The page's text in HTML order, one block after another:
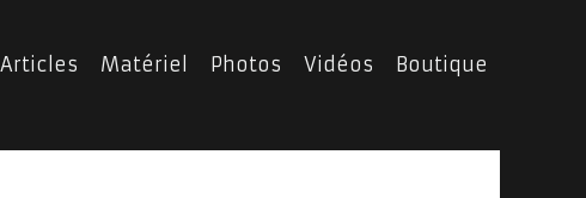
Articles Matériel Photos Vidéos Boutique